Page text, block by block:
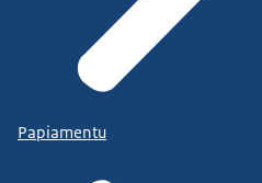
Papiamentu